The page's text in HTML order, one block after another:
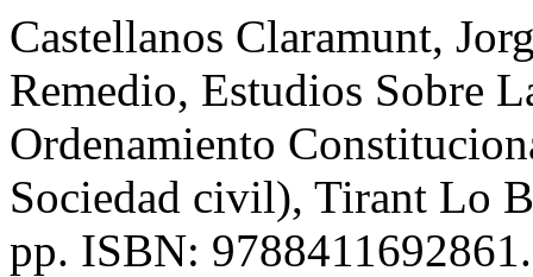
Castellanos Claramunt,
Remedio, Estudios Sobre
Ordenamiento
Sociedad civil), Tirant Lo
pp. ISBN: